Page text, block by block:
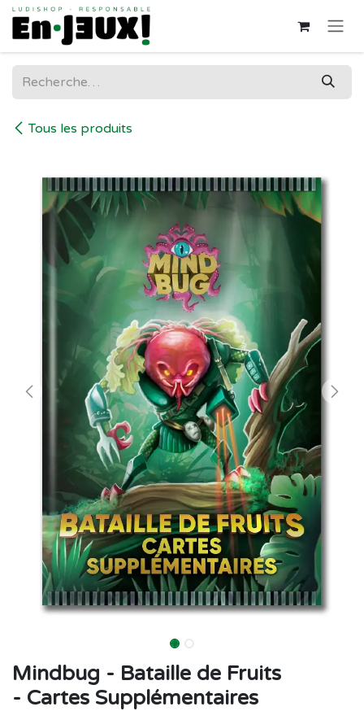
Se rendre au contenu
Tous les produits
Mindbug - Bataille de Fruits
- Cartes Supplémentaires